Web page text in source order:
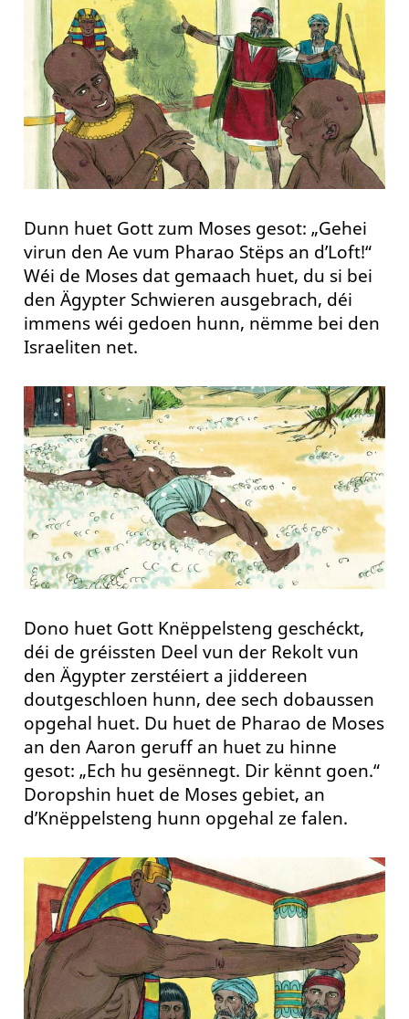
Dunn huet Gott zum Moses gesot: „Gehei
virun den Ae vum Pharao Stëps an d’Loft!“
Wéi de Moses dat gemaach huet, du si bei
den Ägypter Schwieren ausgebrach, déi
immens wéi gedoen hunn, nëmme bei den
Israeliten net.
Dono huet Gott Knëppelsteng geschéckt,
déi de gréissten Deel vun der Rekolt vun
den Ägypter zerstéiert a jiddereen
doutgeschloen hunn, dee sech dobaussen
opgehal huet. Du huet de Pharao de Moses
an den Aaron geruff an huet zu hinne
gesot: „Ech hu gesënnegt. Dir kënnt goen.“
Doropshin huet de Moses gebiet, an
d’Knëppelsteng hunn opgehal ze falen.